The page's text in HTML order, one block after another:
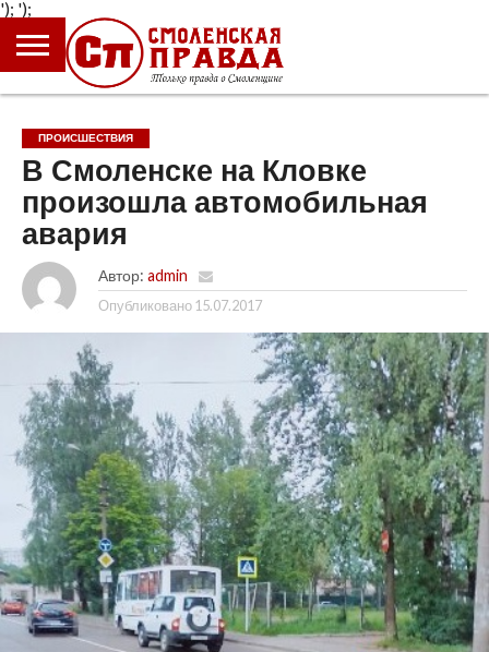
');
ГЛАВНАЯ
НОВОСТИ
ПРОИСШЕСТВИЯ
ПОЛИТИКА
КУЛЬТУРА
ЭКОНОМИКА
ОБЩЕСТВО
БЛОГИ
ПРОИСШЕСТВИЯ
В Смоленске на Кловке
произошла автомобильная
авария
Автор: admin
Опубликовано 15.07.2017
');